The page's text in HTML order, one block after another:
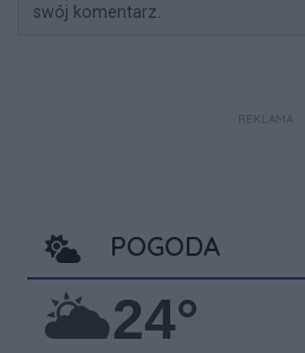
swój komentarz.
REKLAMA
POGODA